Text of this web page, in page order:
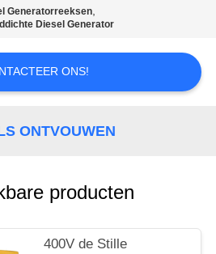
Generatorreeksen,
Diesel Generator
ONS!
ONTVOUWEN
producten
400V de Stille